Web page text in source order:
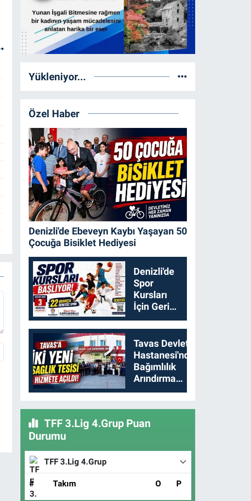
Yükleniyor...
Özel Haber
Denizli'de Ebeveyn Kaybı Yaşayan 50
Çocuğa Bisiklet Hediyesi
Denizli'de
Spor
Kursları
İçin Geri
Sayım
Başladı
Tavas Devlet
Hastanesi'nde
Bağımlılık
Arındırma
Merkezi
TFF 3.Lig 4.Grup Puan
Durumu
TFF 3.Lig 4.Grup
# Takım O P